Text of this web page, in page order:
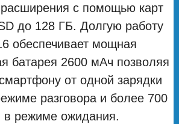
с помощью карт
до 128 ГБ. Долгую работу
обеспечивает мощная
батарея 2600 мАч позволяя
от одной зарядки
разговора и более 700
в режиме ожидания.